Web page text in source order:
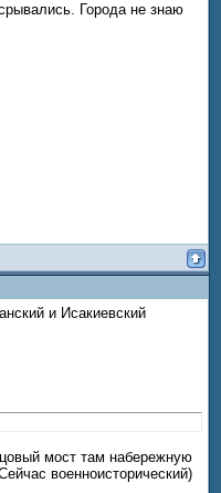
Города не знаю
и Исакиевский
мост там набережную
военноисторический)